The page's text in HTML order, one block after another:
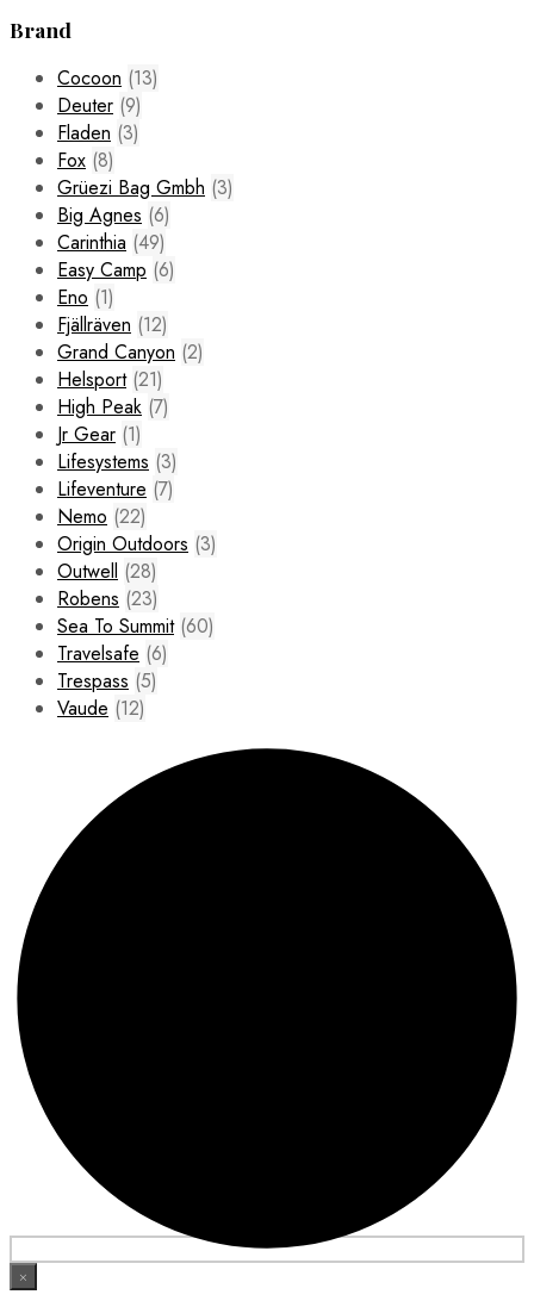
Brand
Cocoon (13)
Deuter (9)
Fladen (3)
Fox (8)
Grüezi Bag Gmbh (3)
Big Agnes (6)
Carinthia (49)
Easy Camp (6)
Eno (1)
Fjällräven (12)
Grand Canyon (2)
Helsport (21)
High Peak (7)
Jr Gear (1)
Lifesystems (3)
Lifeventure (7)
Nemo (22)
Origin Outdoors (3)
Outwell (28)
Robens (23)
Sea To Summit (60)
Travelsafe (6)
Trespass (5)
Vaude (12)
×